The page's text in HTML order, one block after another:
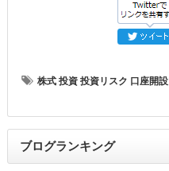
株式 投資 投資リスク 口座開設
ブログランキング